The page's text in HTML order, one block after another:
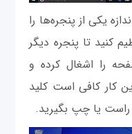
یکی از پنجره‌ها را
کنید تا پنجره دیگر
را اشغال کرده و
کار کافی است کلید
راست یا چپ بگیرید.